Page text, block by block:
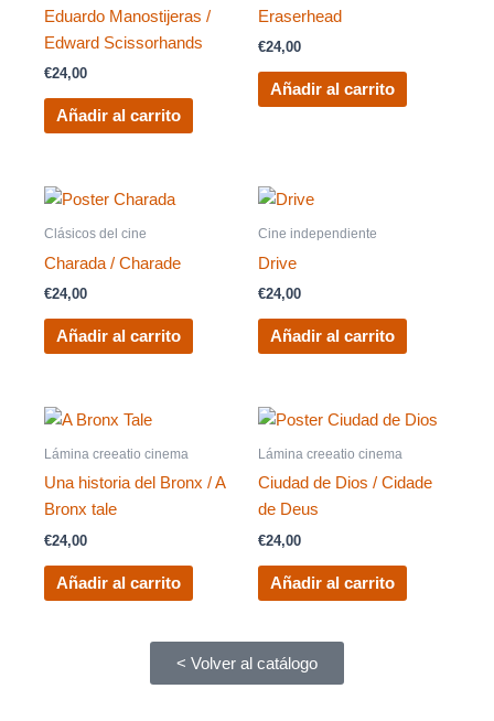
Eduardo Manostijeras /
Edward Scissorhands
€24,00
Añadir al carrito
Eraserhead
€24,00
Añadir al carrito
Clásicos del cine
Charada / Charade
€24,00
Añadir al carrito
Cine independiente
Drive
€24,00
Añadir al carrito
Lámina creeatio cinema
Una historia del Bronx / A
Bronx tale
€24,00
Añadir al carrito
Lámina creeatio cinema
Ciudad de Dios / Cidade
de Deus
€24,00
Añadir al carrito
< Volver al catálogo